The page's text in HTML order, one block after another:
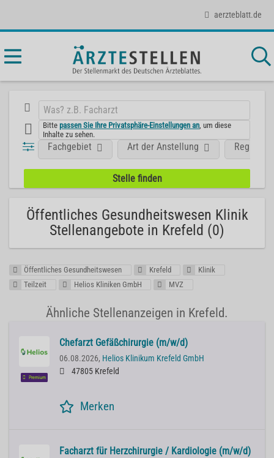
aerzteblatt.de
Bittepassen Sie Ihre Privatsphäre-Einstellungen an , um diese
Inhalte zu sehen.
Fachgebiet Art der Anstellung Region
Öffentliches Gesundheitswesen Klinik
Stellenangebote in Krefeld (0)
Öffentliches Gesundheitswesen Krefeld
Klinik
Teilzeit
Helios Kliniken GmbH MVZ
Ähnliche Stellenanzeigen in Krefeld.
Premium
Chefarzt Gefäßchirurgie (m/w/d)
06.08.2026, Helios Klinikum Krefeld GmbH
47805 Krefeld
Merken
Facharzt für Herzchirurgie / Kardiologie (m/w/d)